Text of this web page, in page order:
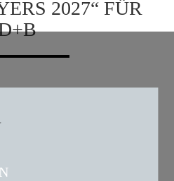
2027“ FÜR
Gesundheitsrecht,
wird erneut ausgezeichnet
2027.
of the Year“ im Bereich